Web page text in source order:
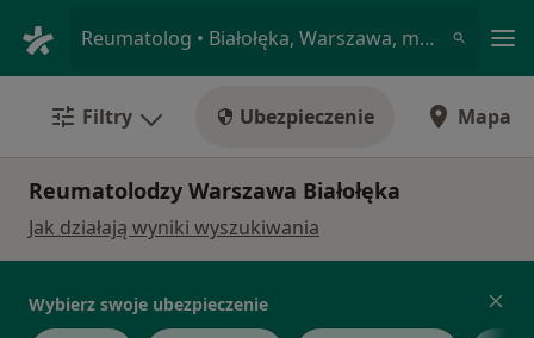
Reumatolog • Białołęka, Warszawa, mazowieckie
Filtry Ubezpieczenie Mapa
Reumatolodzy Warszawa Białołęka
Jak działają wyniki wyszukiwania
Wybierz swoje ubezpieczenie